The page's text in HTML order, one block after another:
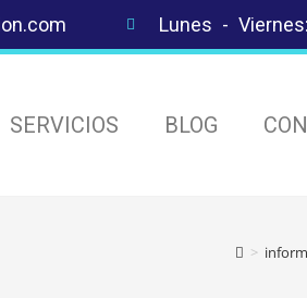
Lunes -
SERVICIOS BLOG
>